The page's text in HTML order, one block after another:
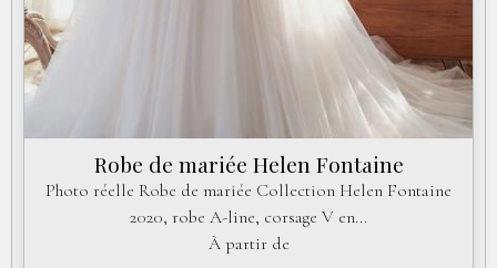
Robe de mariée Helen Fontaine
Photo réelle Robe de mariée Collection Helen Fontaine
2020, robe A-line, corsage V en...
À partir de